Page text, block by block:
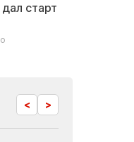
старт
< >